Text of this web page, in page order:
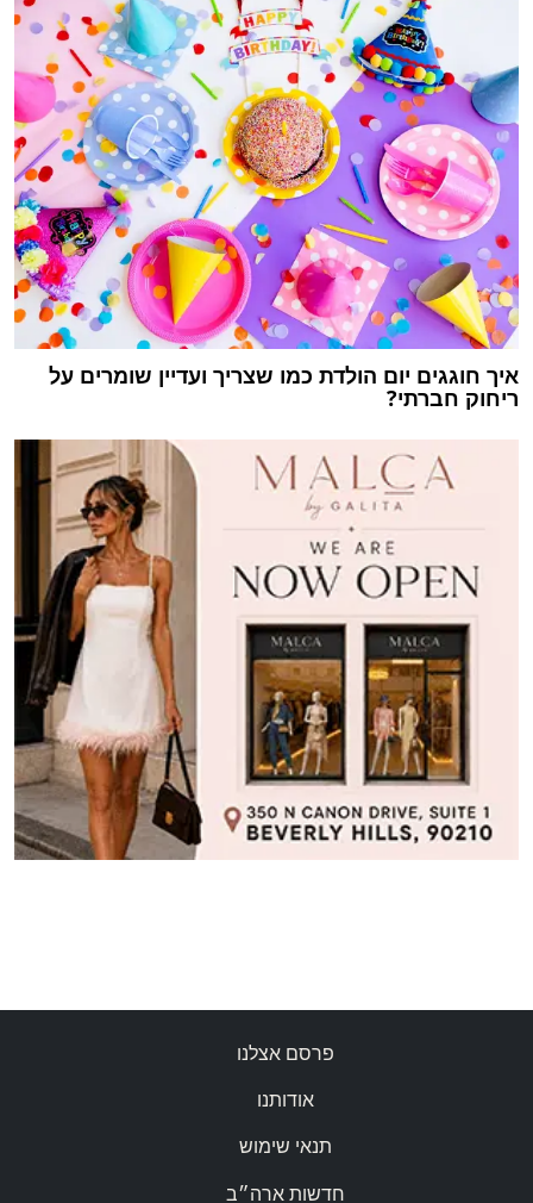
איך חוגגים יום הולדת כמו שצריך ועדיין שומרים על
ריחוק חברתי?
פרסם אצלנו
אודותנו
תנאי שימוש
חדשות ארה״ב